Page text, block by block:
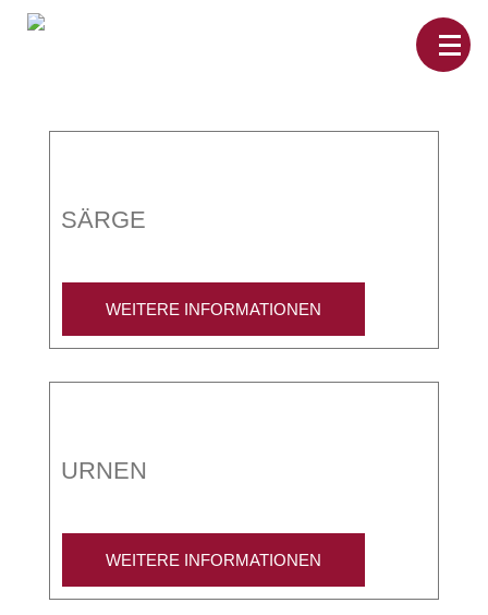
Bestattungsarten
ProdukteSÄRGE
WEITERE INFORMATIONEN
URNEN
WEITERE INFORMATIONEN